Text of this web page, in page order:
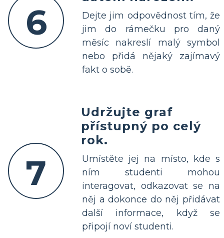
6
Dejte jim odpovědnost tím, že
jim do rámečku pro daný
měsíc nakreslí malý symbol
nebo přidá nějaký zajímavý
fakt o sobě.
7
Udržujte graf
přístupný po celý
rok.
Umístěte jej na místo, kde s
ním studenti mohou
interagovat, odkazovat se na
něj a dokonce do něj přidávat
další informace, když se
připojí noví studenti.